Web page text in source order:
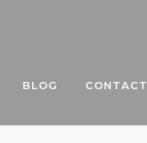
BLOG CONTACT